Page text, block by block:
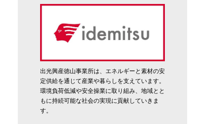
出光興産徳山事業所は、エネルギーと素材の安
定供給を通じて産業や暮らしを支えています。
環境負荷低減や安全操業に取り組み、地域とと
もに持続可能な社会の実現に貢献していきま
す。